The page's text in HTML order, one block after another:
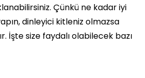
Çünkü ne kadar iyi
dinleyici kitleniz olmazsa
İşte size faydalı olabilecek bazı